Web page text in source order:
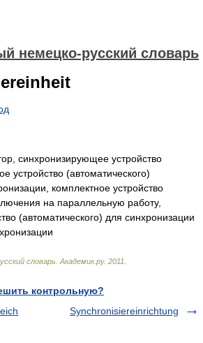
немецко-русский словарь
синхронизирующее устройство
устройство (автоматического)
комплектное устройство
на параллельную работу,
(автоматического) для синхронизации
словарь Академик.ру. 2011
контрольную?
Synchronisiereinrichtung